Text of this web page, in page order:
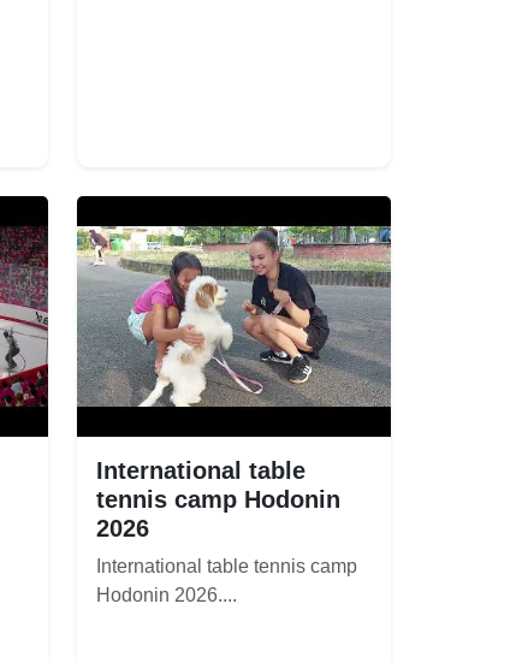
International table
tennis camp Hodonin
2026
International table tennis camp
Hodonin 2026....